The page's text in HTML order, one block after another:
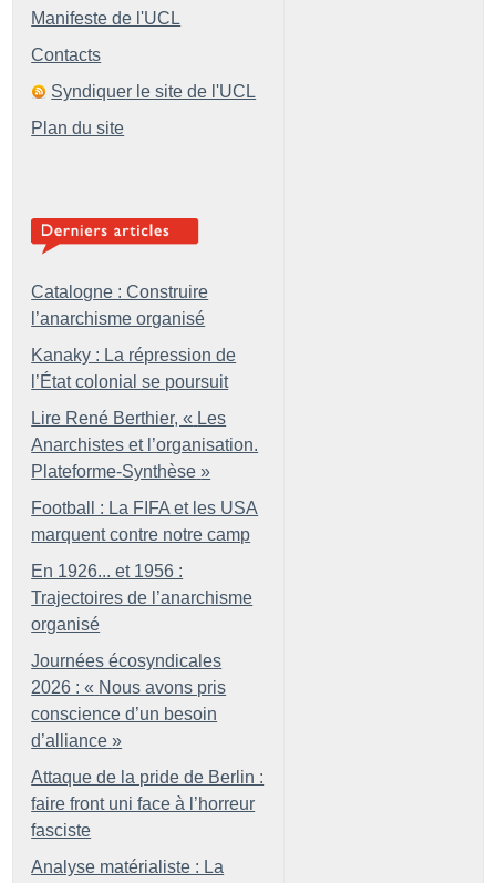
Manifeste de l'UCL
Contacts
Syndiquer le site de l'UCL
Plan du site
Catalogne : Construire
l’anarchisme organisé
Kanaky : La répression de
l’État colonial se poursuit
Lire René Berthier, « Les
Anarchistes et l’organisation.
Plateforme-Synthèse »
Football : La FIFA et les USA
marquent contre notre camp
En 1926... et 1956 :
Trajectoires de l’anarchisme
organisé
Journées écosyndicales
2026 : « Nous avons pris
conscience d’un besoin
d’alliance »
Attaque de la pride de Berlin :
faire front uni face à l’horreur
fasciste
Analyse matérialiste : La